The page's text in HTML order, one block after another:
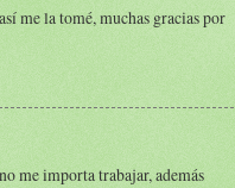
me la tomé, muchas gracias por
me importa trabajar, además